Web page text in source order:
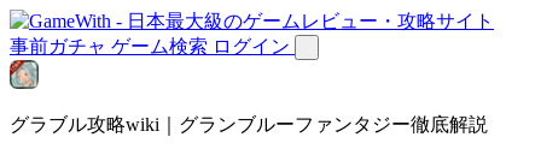
事前ガチャ ゲーム検索 ログイン
グラブル攻略wiki｜グランブルーファンタジー徹底解説